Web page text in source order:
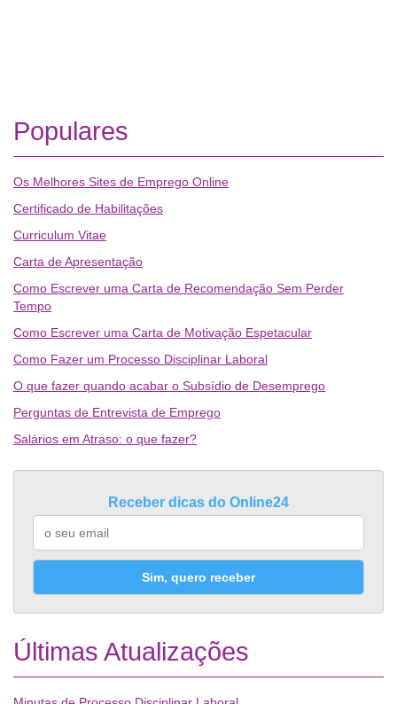
Populares
Os Melhores Sites de Emprego Online
Certificado de Habilitações
Curriculum Vitae
Carta de Apresentação
Como Escrever uma Carta de Recomendação Sem Perder
Tempo
Como Escrever uma Carta de Motivação Espetacular
Como Fazer um Processo Disciplinar Laboral
O que fazer quando acabar o Subsídio de Desemprego
Perguntas de Entrevista de Emprego
Salários em Atraso: o que fazer?
Receber dicas do Online24
Sim, quero receber
Últimas Atualizações